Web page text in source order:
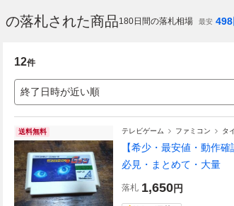
の落札された商品180日間の落札相場 最安 498
12件
終了日時が近い順
送料無料 テレビゲーム ファミコン タ
【希少・最安値・動作
必見・まとめて・大量
落札 1,650円